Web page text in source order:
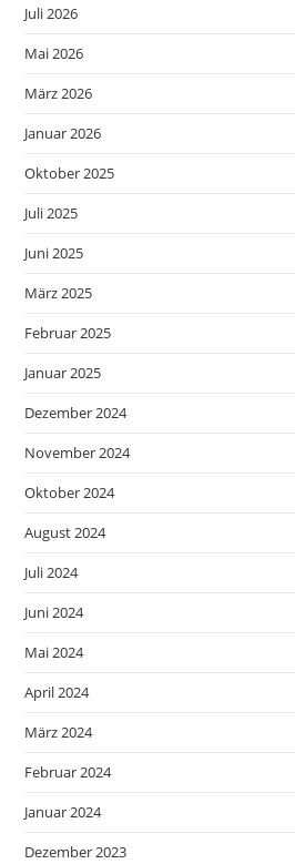
Juli 2026
Mai 2026
März 2026
Januar 2026
Oktober 2025
Juli 2025
Juni 2025
März 2025
Februar 2025
Januar 2025
Dezember 2024
November 2024
Oktober 2024
August 2024
Juli 2024
Juni 2024
Mai 2024
April 2024
März 2024
Februar 2024
Januar 2024
Dezember 2023